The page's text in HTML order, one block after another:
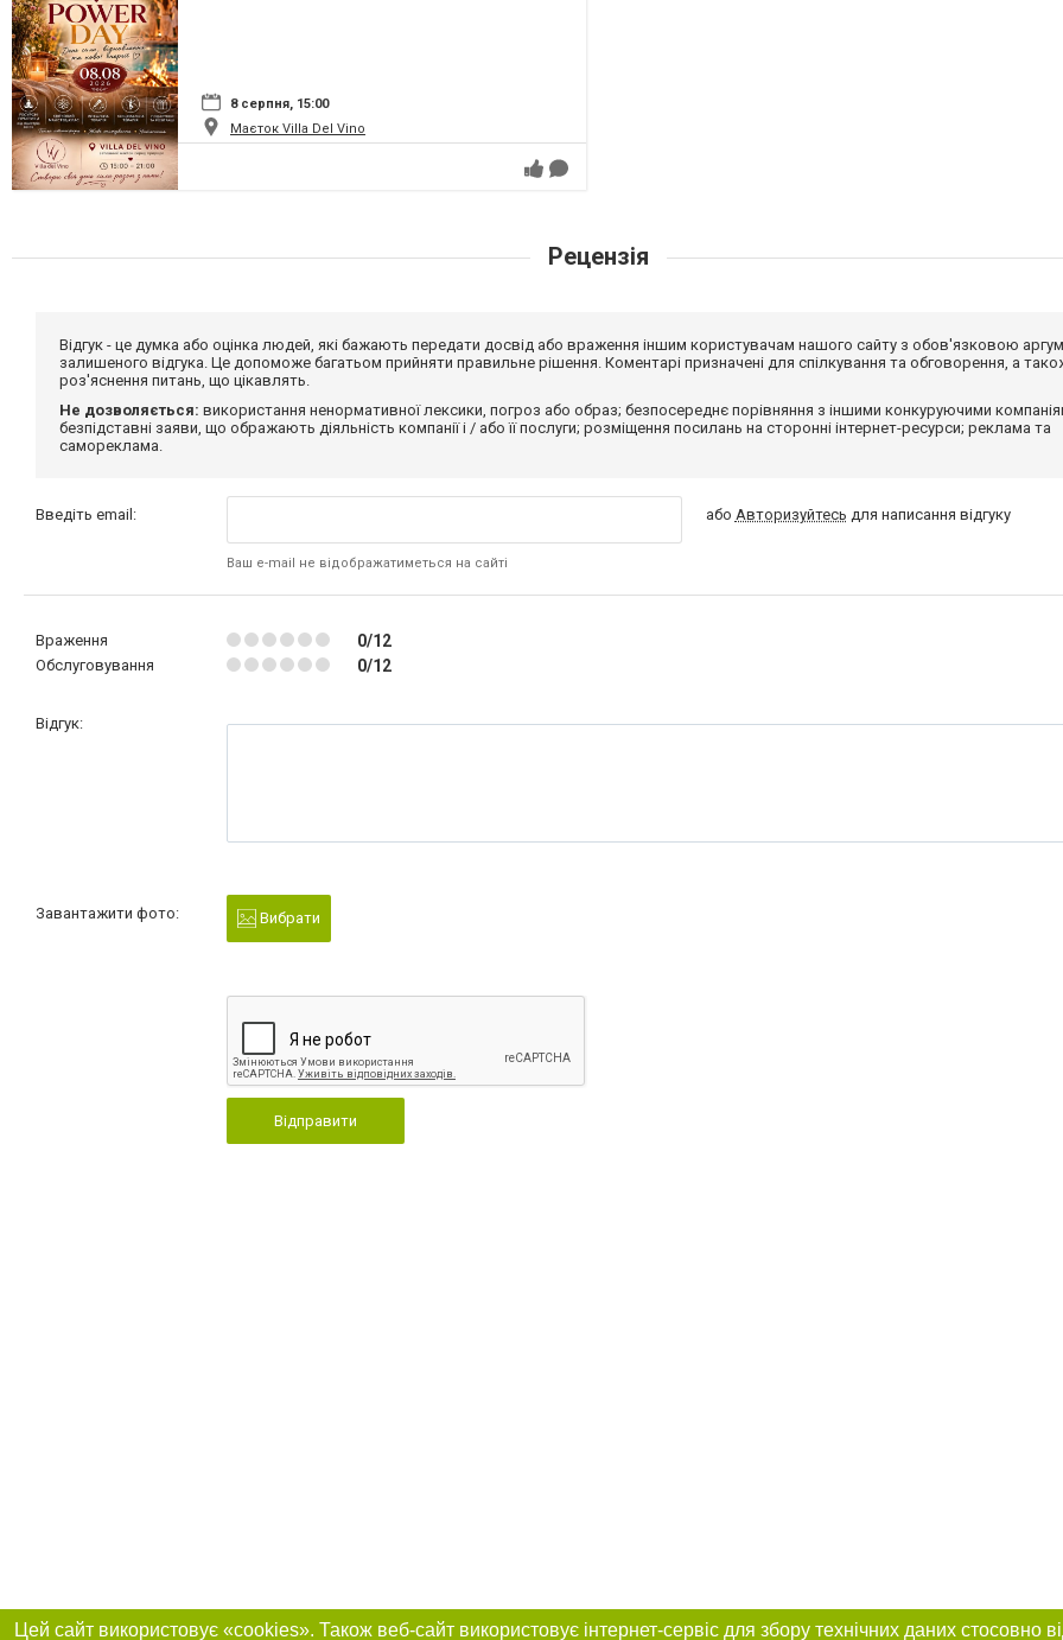
8 серпня, 15:00
Маєток Villa Del Vino
Рецензія
Відгук - це думка або оцінка людей, які бажають передати досвід або враження іншим користувачам нашого сайту з обов'язковою
залишеного відгука. Це допоможе багатьом прийняти правильне рішення. Коментарі призначені для спілкування та обговорення, а
роз'яснення питань, що цікавлять.
Не дозволяється: використання ненормативної лексики, погроз або образ; безпосереднє порівняння з іншими конкуруючими
безпідставні заяви, що ображають діяльність компанії і / або її послуги; розміщення посилань на сторонні інтернет-ресурси; реклама та
самореклама.
Введіть email:
Ваш e-mail не відображатиметься на сайті
або Авторизуйтесь для написання відгуку
Враження 0/12
Обслуговування 0/12
Відгук:
Завантажити фото: Вибрати
Відправити